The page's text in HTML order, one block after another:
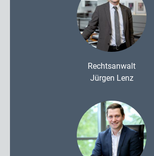
Rechtsanwalt
Jürgen Lenz